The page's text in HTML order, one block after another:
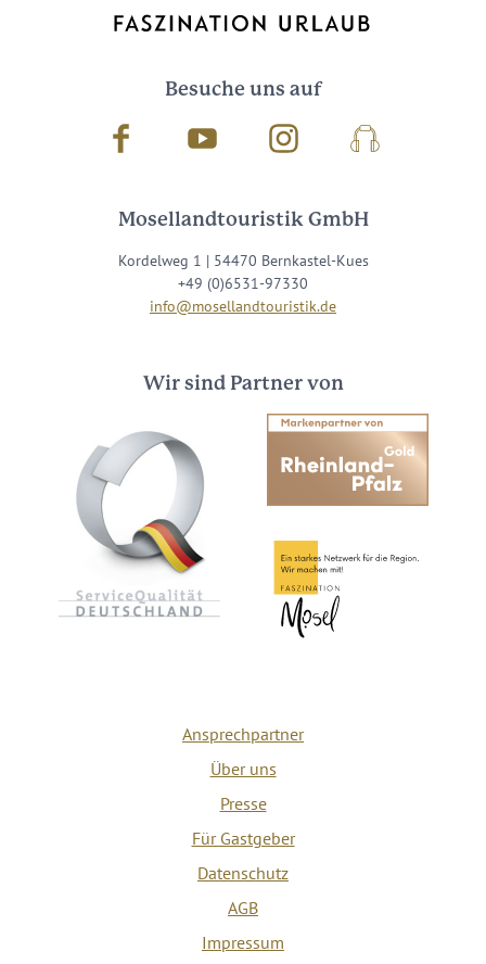
Besuche uns auf
Facebook Youtube InstagramPodcast
Mosellandtouristik GmbH
Kordelweg 1 | 54470 Bernkastel-Kues
+49 (0)6531-97330
info@mosellandtouristik.de
Wir sind Partner von
Ansprechpartner
Über uns
Presse
Für Gastgeber
Datenschutz
AGB
Impressum